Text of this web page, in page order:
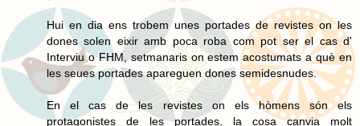
Hui en dia ens trobem unes portades de revistes on les
dones solen eixir amb poca roba com pot ser el cas d'
Interviu o FHM, setmanaris on estem acostumats a què en
les seues portades apareguen dones semidesnudes.
En el cas de les revistes on els hòmens són els
protagonistes de les portades, la cosa canvia molt